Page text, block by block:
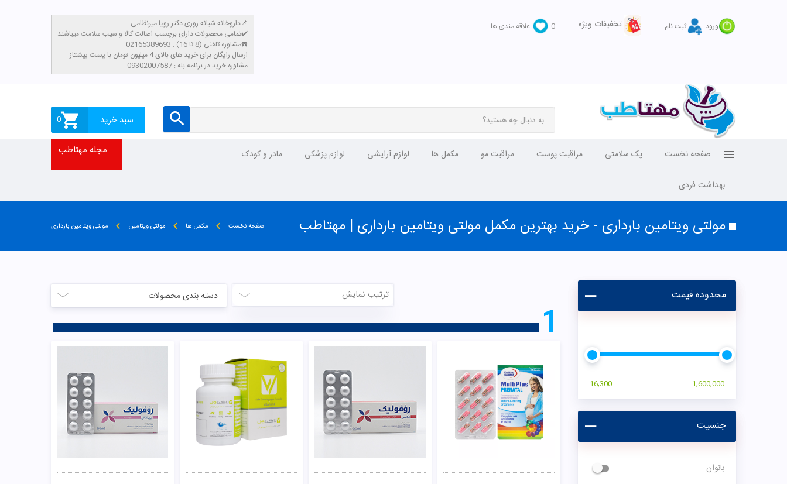
ورود ثبت نام تخفیفات ویژه 0 علاقه مندی ها
داروخانه شبانه روزی دکتر رویا میرنظامی📌
تمامی محصولات دارای برچسب اصالت کالا و سیب سلامت میباشند✔️
مشاوره تلفنی (8 تا 16) : 02165389693☎️
​ارسال رایگان برای خرید های بالای 4 میلیون تومان با پست پیشتاز
مشاوره خرید در برنامه بله : 09302007587
سبد خرید 0
صفحه نخست پک سلامتی مراقبت پوست مراقبت مو مکمل ها لوازم آرایشی لوازم پزشکی مادر و کودک
بهداشت فردی
مجله مهتاطب
مولتی ویتامین بارداری - خرید بهترین مکمل مولتی ویتامین بارداری | مهتاطب صفحه نخست مکمل ها مولتی ویتامین مولتی ویتامین بارداری
محدوده قیمت
16,300 1,600,000
جنسیت
بانوان
دسته بندی محصولات ترتیب نمایش
1